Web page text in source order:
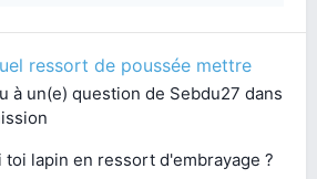
ressort de poussée mettre
à un(e) question de Sebdu27 dans
toi lapin en ressort d'embrayage ?